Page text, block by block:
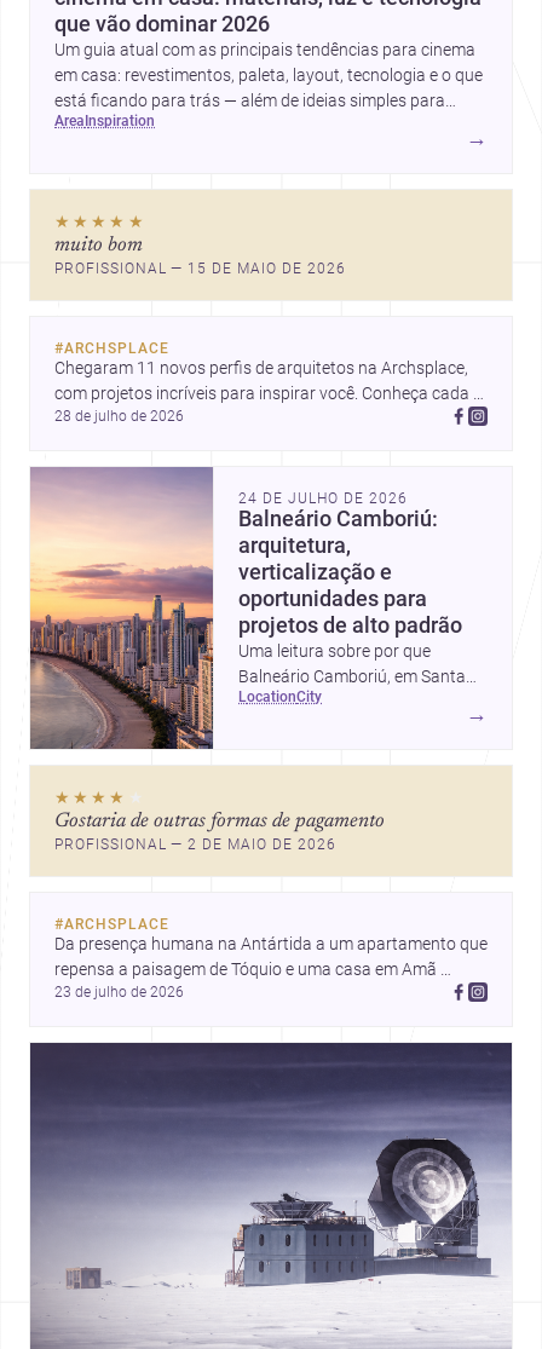
que vão dominar 2026
Um guia atual com as principais tendências para cinema
em casa: revestimentos, paleta, layout, tecnologia e o que
está ficando para trás — além de ideias simples para
atualizar sem reforma completa.
area inspiration
→
★★★★★
muito bom
PROFISSIONAL — 15 DE MAIO DE 2026
#ARCHSPLACE
Chegaram 11 novos perfis de arquitetos na Archsplace,
com projetos incríveis para inspirar você. Conheça cada
perfil e descubra novas ideias para seus próximos
28 de julho de 2026
24 DE JULHO DE 2026
Balneário Camboriú:
arquitetura,
verticalização e
oportunidades para
projetos de alto padrão
Uma leitura sobre por que
Balneário Camboriú, em Santa
Catarina, virou referência em
location city
→
★★★★ ★
Gostaria de outras formas de pagamento
PROFISSIONAL — 2 DE MAIO DE 2026
#ARCHSPLACE
Da presença humana na Antártida a um apartamento que
repensa a paisagem de Tóquio e uma casa em Amã
integrada ao terreno. Descubra mais inspirações, projetos
23 de julho de 2026